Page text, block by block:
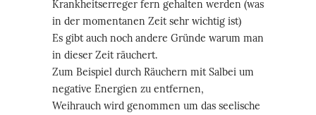
Krankheitserreger fern gehalten werden (was
in der momentanen Zeit sehr wichtig ist)
Es gibt auch noch andere Gründe warum man
in dieser Zeit räuchert.
Zum Beispiel durch Räuchern mit Salbei um
negative Energien zu entfernen,
Weihrauch wird genommen um das seelische